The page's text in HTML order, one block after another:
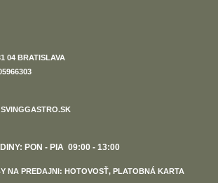
04 BRATISLAVA
PON - PIA 09:00 - 13:00
NA PREDAJNI: HOTOVOSŤ, PLATOBNÁ KARTA